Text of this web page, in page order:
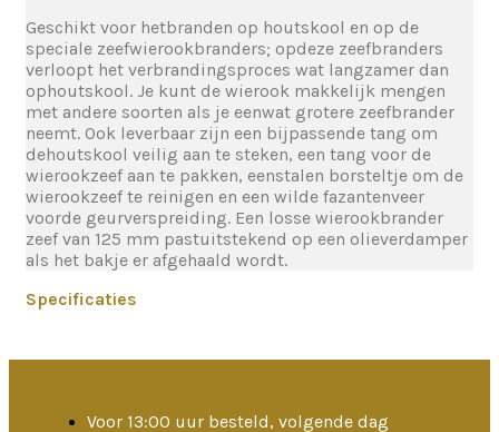
Geschikt voor hetbranden op houtskool en op de
speciale zeefwierookbranders; opdeze zeefbranders
verloopt het verbrandingsproces wat langzamer dan
ophoutskool. Je kunt de wierook makkelijk mengen
met andere soorten als je eenwat grotere zeefbrander
neemt. Ook leverbaar zijn een bijpassende tang om
dehoutskool veilig aan te steken, een tang voor de
wierookzeef aan te pakken, eenstalen borsteltje om de
wierookzeef te reinigen en een wilde fazantenveer
voorde geurverspreiding. Een losse wierookbrander
zeef van 125 mm pastuitstekend op een olieverdamper
als het bakje er afgehaald wordt.
Specificaties
Voor 13:00 uur besteld, volgende dag